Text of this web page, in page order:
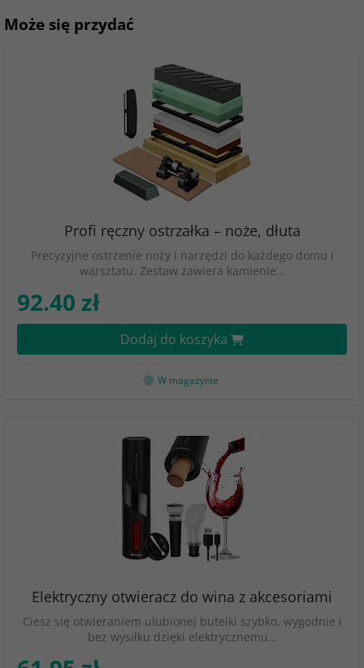
Może się przydać
Profi ręczny ostrzałka – noże, dłuta
Precyzyjne ostrzenie noży i narzędzi do każdego domu i
warsztatu. Zestaw zawiera kamienie…
92.40 zł
Dodaj do koszyka
W magazynie
Elektryczny otwieracz do wina z akcesoriami
Ciesz się otwieraniem ulubionej butelki szybko, wygodnie i
bez wysiłku dzięki elektrycznemu…